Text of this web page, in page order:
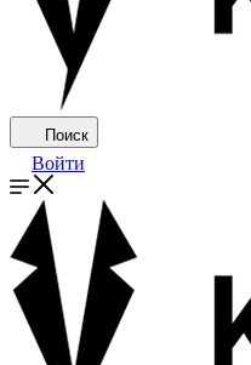
Поиск
Войти